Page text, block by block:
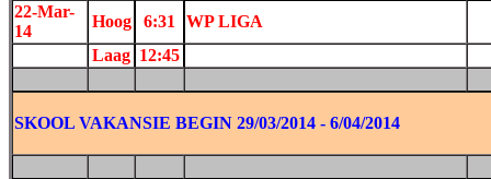
22-Mar-
14
Hoog 6:31
WP LIGA
Laag 12:45
SKOOL VAKANSIE BEGIN 29/03/2014 - 6/04/2014